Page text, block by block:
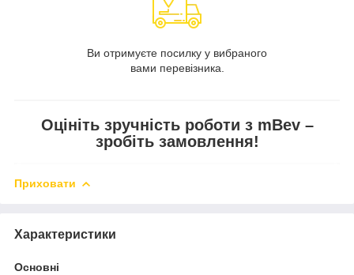
Ви отримуєте посилку у вибраного
вами перевізника.
Оцініть зручність роботи з mBev –
зробіть замовлення!
Приховати
Характеристики
Основні